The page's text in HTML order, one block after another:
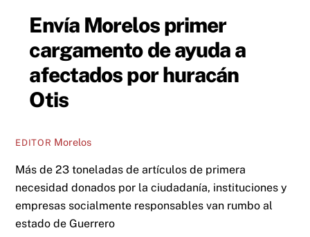
Envía Morelos primer
cargamento de ayuda a
afectados por huracán
Otis
EDITOR Morelos
Más de 23 toneladas de artículos de primera
necesidad donados por la ciudadanía, instituciones y
empresas socialmente responsables van rumbo al
estado de Guerrero